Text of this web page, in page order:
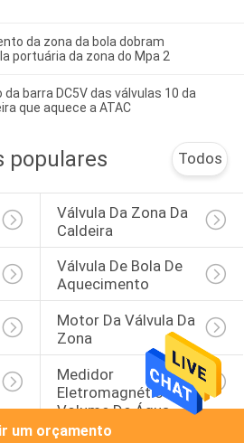
da zona da bola dobram
portuária da zona do Mpa 2
barra DC5V das válvulas 10 da
que aquece a ATAC
populares Todos
Válvula Da Zona Da
Caldeira
Válvula De Bola De
Aquecimento
Motor Da Válvula Da
Zona
Medidor
Eletromagnético Do
Volume De Água
um orçamento